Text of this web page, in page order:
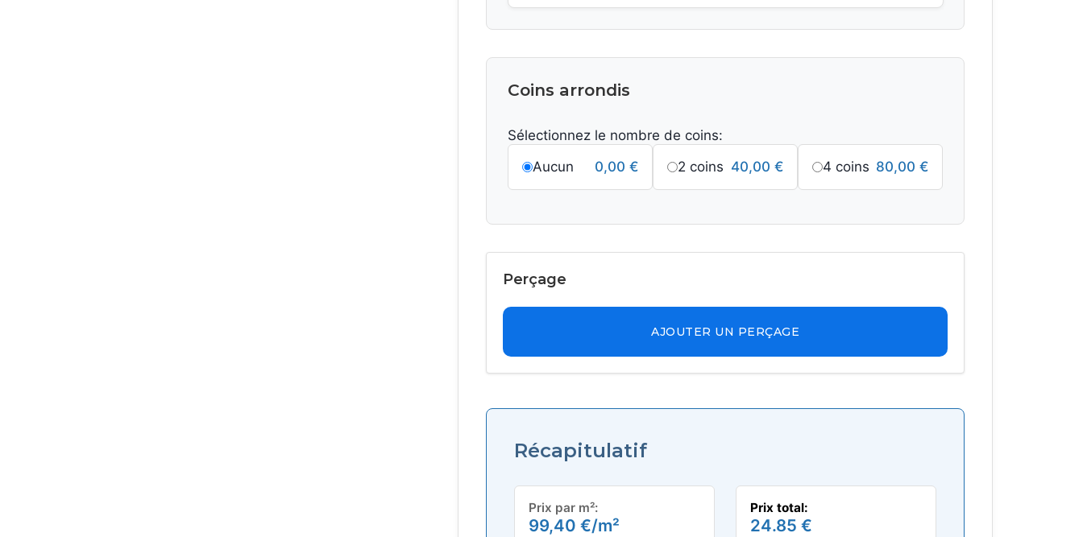
Coins arrondis
Sélectionnez le nombre de coins:
Aucun
0,00 € 2 coins 40,00€ 4 coins 80,00€
Perçage
AJOUTER UN PERÇAGE
Récapitulatif
Prix par m²:
99,40 €/m²
Prix total:
24.85 €